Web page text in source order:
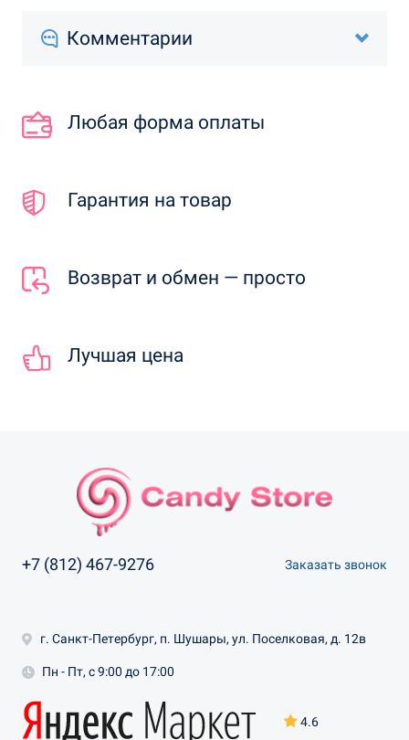
Комментарии
Любая форма оплаты
Гарантия на товар
Возврат и обмен — просто
Лучшая цена
+7 (812) 467-9276 Заказать звонок
4.6
г. Санкт-Петербург, п. Шушары, ул. Поселковая, д. 12в
Пн - Пт, с 9:00 до 17:00